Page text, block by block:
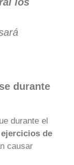
durante
durante el
ejercicios de
causar